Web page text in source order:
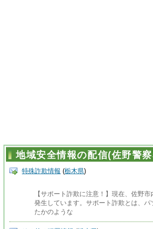
地域安全情報の配信(佐野警
特殊詐欺情報 (栃木県)
【サポート詐欺に注意！】現在、佐野
発生しています。サポート詐欺とは、
たかのような